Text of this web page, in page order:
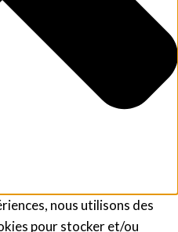
nous utilisons des
pour stocker et/ou